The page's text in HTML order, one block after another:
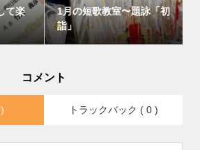
て楽
1月の短歌教室〜題詠「初
詣」
コメント
トラックバック ( 0 )